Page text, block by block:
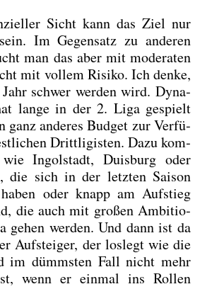
Sicht kann das Ziel nur
Im Gegen­satz zu ande­ren
man das aber mit mode­ra­ten
mit vol­lem Risi­ko. Ich den­ke,
Jahr schwer wer­den wird. Dyna­
lan­ge in der 2. Liga gespielt
ganz ande­res Bud­get zur Ver­fü­
Dritt­li­gis­ten. Dazu kom­
Ingol­stadt, Duis­burg oder
die sich in der letz­ten Sai­son
oder knapp am Auf­stieg
die auch mit gro­ßen Ambi­tio­
gehen wer­den. Und dann ist da
Auf­stei­ger, der los­legt wie die
im dümms­ten Fall nicht mehr
wenn er ein­mal ins Rol­len